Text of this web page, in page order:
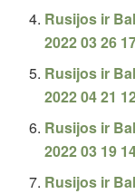
Rusijos ir
2022 03 26
Rusijos ir
2022 04 21
Rusijos ir
2022 03 19
Rusijos ir